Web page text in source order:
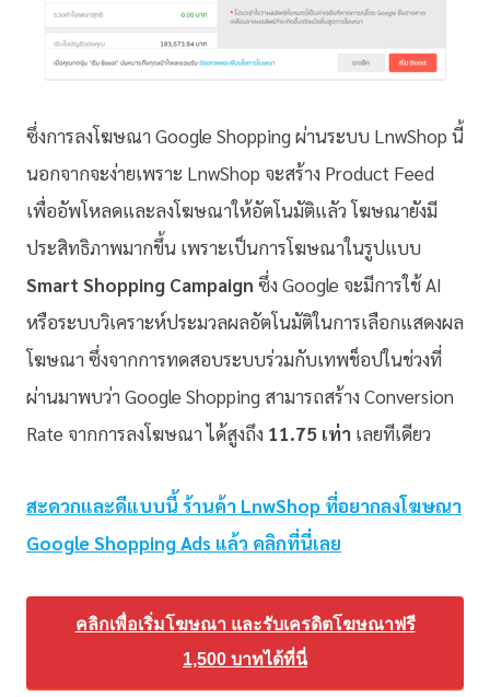
ซึ่งการลงโฆษณา Google Shopping ผ่านระบบ LnwShop นี้
นอกจากจะง่ายเพราะ LnwShop จะสร้าง Product Feed
เพื่ออัพโหลดและลงโฆษณาให้อัตโนมัติแลัว โฆษณายังมี
ประสิทธิภาพมากขึ้น เพราะเป็นการโฆษณาในรูปแบบ
Smart Shopping Campaign ซึ่ง Google จะมีการใช้ AI
หรือระบบวิเคราะห์ประมวลผลอัตโนมัติในการเลือกแสดงผล
โฆษณา ซึ่งจากการทดสอบระบบร่วมกับเทพช็อปในช่วงที่
ผ่านมาพบว่า Google Shopping สามารถสร้าง Conversion
Rate จากการลงโฆษณา ได้สูงถึง 11.75 เท่า เลยทีเดียว
สะดวกและดีแบบนี้ ร้านค้า LnwShop ที่อยากลงโฆษณา
Google Shopping Ads แล้ว คลิกที่นี่เลย
คลิกเพื่อเริ่มโฆษณา และรับเครดิตโฆษณาฟรี
1,500 บาทได้ที่นี่